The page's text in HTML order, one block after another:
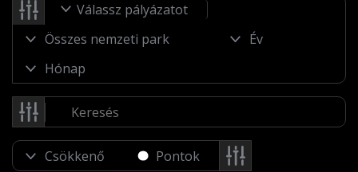
Válassz pályázatot
Pontok